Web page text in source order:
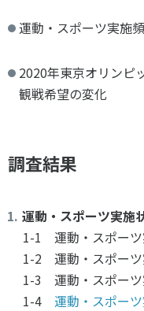
運動・スポーツ実施
2020年東京オリンピ
観戦希望の変化
調査結果
運動・スポーツ実施
1-1 運動・スポーツ
1-2 運動・スポーツ
1-3 運動・スポーツ
1-4運動・スポー